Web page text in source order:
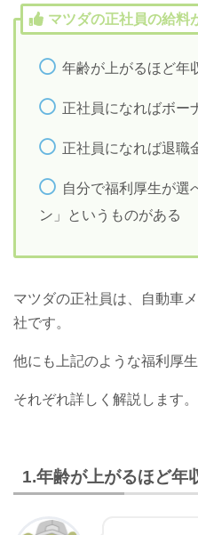
マツダの正社員の給料
年齢が上がるほど年
正社員になればボー
正社員になれば退職
自分で福利厚生が選
ン」というものがある
マツダの正社員は、自動車
社です。
他にも上記のような福利厚
それぞれ詳しく解説します。
1.年齢が上がるほど年